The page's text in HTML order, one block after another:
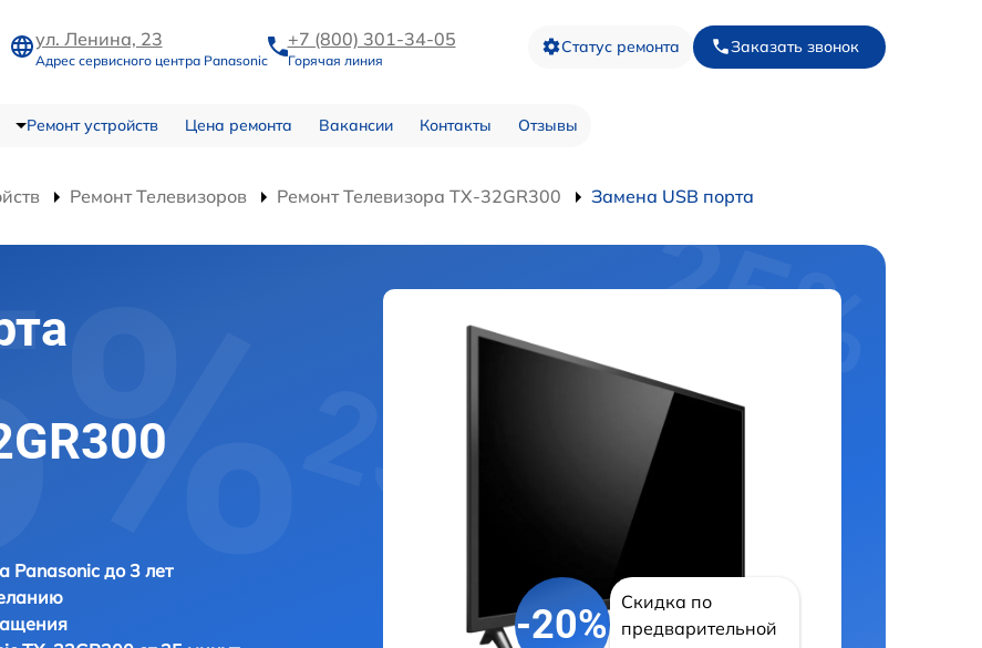
ул. Ленина, 23
Адрес сервисного центра Panasonic
+7 (800) 301-34-05
Горячая линия
Статус ремонта Заказать звонок
Ремонт устройств Цена ремонта Вакансии Контакты Отзывы
Ремонт Телевизоров Ремонт Телевизора TX-32GR300 Замена USB порта
Panasonic до 3 лет
-20%
Скидка по
предварительной